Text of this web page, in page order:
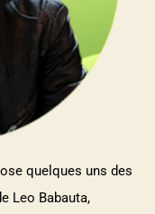
quelques uns des
Leo Babauta,